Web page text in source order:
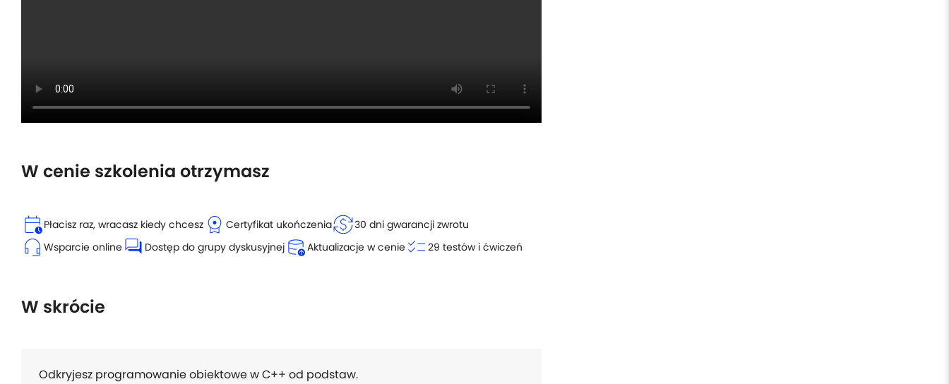
W cenie szkolenia otrzymasz
calendar_clockPłacisz raz, wracasz kiedy chcesz license Certyfikat ukończeniacurrency_exchange30 dni gwarancji zwrotu
headset_mic Wsparcie online forum Dostęp do grupy dyskusyjnej database_uploadAktualizacje w cenie checklist 29 testów i ćwiczeń
W skrócie
Odkryjesz programowanie obiektowe w C++ od podstaw.